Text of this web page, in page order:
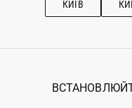
КИЇВ